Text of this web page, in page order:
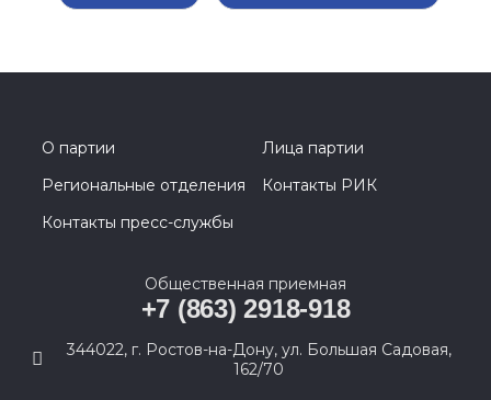
О партии
Лица партии
Региональные отделения
Контакты РИК
Контакты пресс-службы
Общественная приемная
+7 (863) 2918-918
344022, г. Ростов-на-Дону, ул. Большая Садовая,
162/70